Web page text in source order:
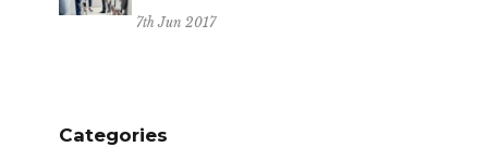
7th Jun 2017
Categories